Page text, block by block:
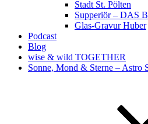
Stadt St. Pölten
Supperiör – DAS
Glas-Gravur Huber
Podcast
Blog
wise & wild TOGETHER
Sonne, Mond & Sterne – Astro